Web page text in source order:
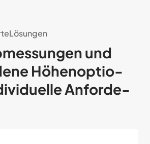
und
Höhen­optio­
An­forde­